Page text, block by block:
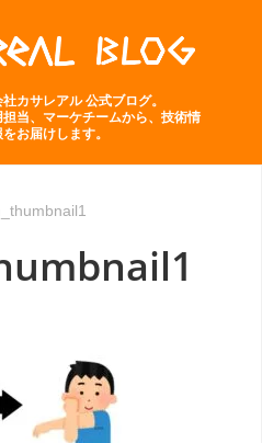
カサレアル 公式ブログ。
当、マーケチームから、技術情
お届けします。